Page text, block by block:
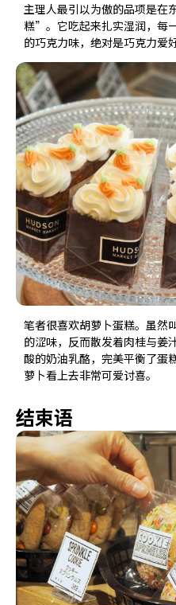
主理人最引以为傲的品项是
糕”。它吃起来扎实湿润，每
的巧克力味，绝对是巧克力爱
笔者很喜欢胡萝卜蛋糕。虽然
的涩味，反而散发着肉桂与姜
酸的奶油乳酪，完美平衡了蛋
萝卜看上去非常可爱讨喜。
结束语